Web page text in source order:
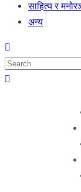
साहित्य र
अन्य